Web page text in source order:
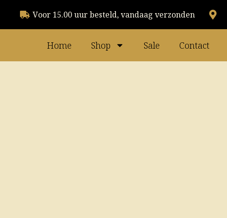
Voor 15.00 uur besteld, vandaag verzonden
Home Shop Sale Contact